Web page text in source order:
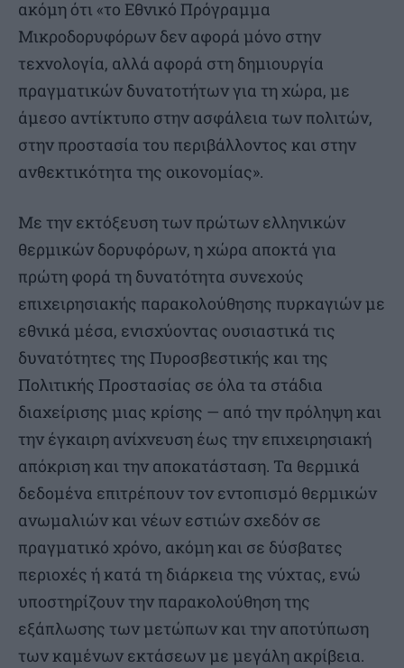
ακόμη ότι «το Εθνικό Πρόγραμμα
Μικροδορυφόρων δεν αφορά μόνο στην
τεχνολογία, αλλά αφορά στη δημιουργία
πραγματικών δυνατοτήτων για τη χώρα, με
άμεσο αντίκτυπο στην ασφάλεια των πολιτών,
στην προστασία του περιβάλλοντος και στην
ανθεκτικότητα της οικονομίας».
Με την εκτόξευση των πρώτων ελληνικών
θερμικών δορυφόρων, η χώρα αποκτά για
πρώτη φορά τη δυνατότητα συνεχούς
επιχειρησιακής παρακολούθησης πυρκαγιών με
εθνικά μέσα, ενισχύοντας ουσιαστικά τις
δυνατότητες της Πυροσβεστικής και της
Πολιτικής Προστασίας σε όλα τα στάδια
διαχείρισης μιας κρίσης — από την πρόληψη και
την έγκαιρη ανίχνευση έως την επιχειρησιακή
απόκριση και την αποκατάσταση. Τα θερμικά
δεδομένα επιτρέπουν τον εντοπισμό θερμικών
ανωμαλιών και νέων εστιών σχεδόν σε
πραγματικό χρόνο, ακόμη και σε δύσβατες
περιοχές ή κατά τη διάρκεια της νύχτας, ενώ
υποστηρίζουν την παρακολούθηση της
εξάπλωσης των μετώπων και την αποτύπωση
των καμένων εκτάσεων με μεγάλη ακρίβεια.